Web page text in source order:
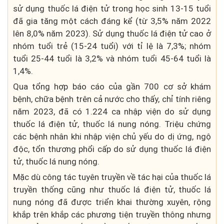
sử dụng thuốc lá điện tử trong học sinh 13-15 tuổi
đã gia tăng một cách đáng kể (từ 3,5% năm 2022
lên 8,0% năm 2023). Sử dụng thuốc lá điện tử cao ở
nhóm tuổi trẻ (15-24 tuổi) với tỉ lệ là 7,3%; nhóm
tuổi 25-44 tuổi là 3,2% và nhóm tuổi 45-64 tuổi là
1,4%.
Qua tổng hợp báo cáo của gần 700 cơ sở khám
bệnh, chữa bệnh trên cả nước cho thấy, chỉ tính riêng
năm 2023, đã có 1.224 ca nhập viện do sử dụng
thuốc lá điện tử, thuốc lá nung nóng. Triệu chứng
các bệnh nhân khi nhập viện chủ yếu do dị ứng, ngộ
độc, tổn thương phổi cấp do sử dụng thuốc lá điện
tử, thuốc lá nung nóng.
Mặc dù công tác tuyên truyền về tác hại của thuốc lá
truyền thống cũng như thuốc lá điện tử, thuốc lá
nung nóng đã được triển khai thường xuyên, rộng
khắp trên khắp các phương tiện truyền thông nhưng